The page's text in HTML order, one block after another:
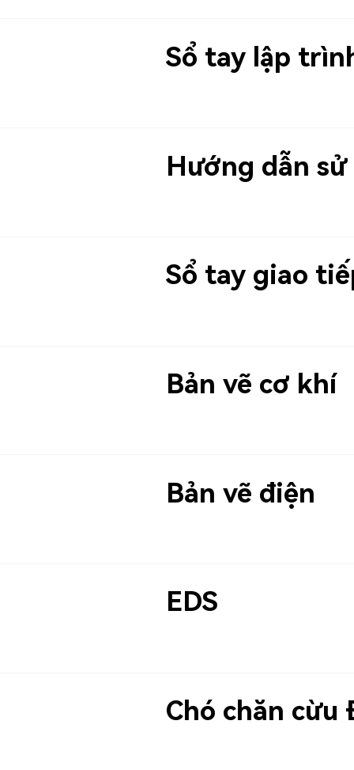
Sổ tay lập
Hướng dẫn sử
Sổ tay giao
Bản vẽ cơ khí
Bản vẽ điện
EDS
Chó chăn cừu